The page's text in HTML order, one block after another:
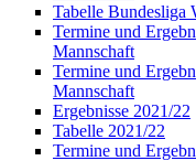
Tabelle Bundesliga
Termine und
Mannschaft
Termine und
Mannschaft
Ergebnisse 2021/22
Tabelle 2021/22
Termine und